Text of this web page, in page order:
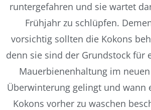
runtergefahren und sie wartet
Frühjahr zu schlüpfen.
vorsichtig sollten die Kokons
denn sie sind der Grundstock für
Mauerbienenhaltung im
Überwinterung gelingt und wann
Kokons vorher zu waschen